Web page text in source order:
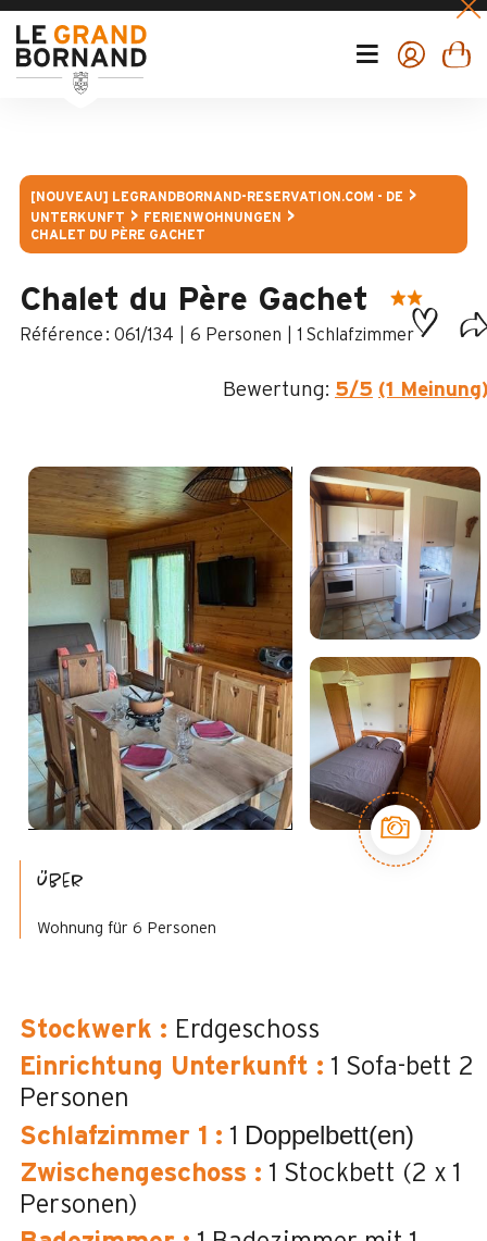
[NOUVEAU] LEGRANDBORNAND-RESERVATION.COM - DE
UNTERKUNFT
FERIENWOHNUNGEN
CHALET DU PÈRE GACHET
Chalet du Père Gachet
: 061/134 6 Personen 1 Schlafzimmer
Bewertung: 5/5 (1
Über
Wohnung für 6 Personen
Stockwerk : Erdgeschoss
Einrichtung Unterkunft : 1 Sofa-bett 2
Personen
Schlafzimmer 1 : 1 Doppelbett(en)
Zwischengeschoss : 1 Stockbett (2 x 1
Personen)